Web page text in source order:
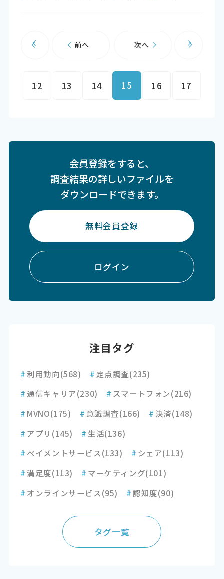
前へ
12 13 14 15 16 17
次へ
会員登録をすると、
調査結果の詳しいファイルを
ダウンロードできます。
無料会員登録
ログイン
注目タグ
#利用動向(568) # 定点調査(235)
#通信キャリア(230) # スマートフォン(216)
# MVNO(175) # 意識調査(166) # 決済(148)
# アプリ (145) # 生活(136)
# ペイメントサービス(133) # シェア(113)
#満足度(113) # マーケティング(101)
# オンラインサービス(95) #認知度(90)
タグ一覧